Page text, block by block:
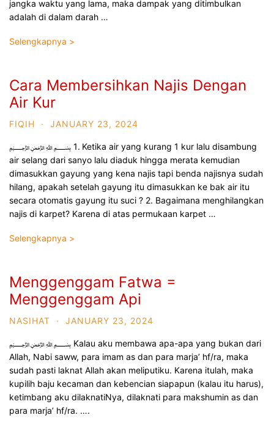
jangka waktu yang lama, maka dampak yang ditimbulkan
adalah di dalam darah …
Selengkapnya >
Cara Membersihkan Najis Dengan
Air Kur
FIQIH · JANUARY 23, 2024
﷽ 1. Ketika air yang kurang 1 kur lalu disambung
air selang dari sanyo lalu diaduk hingga merata kemudian
dimasukkan gayung yang kena najis tapi benda najisnya sudah
hilang, apakah setelah gayung itu dimasukkan ke bak air itu
secara otomatis gayung itu suci ? 2. Bagaimana menghilangkan
najis di karpet? Karena di atas permukaan karpet …
Selengkapnya >
Menggenggam Fatwa =
Menggenggam Api
NASIHAT · JANUARY 23, 2024
﷽ Kalau aku membawa apa-apa yang bukan dari
Allah, Nabi saww, para imam as dan para marja’ hf/ra, maka
sudah pasti laknat Allah akan meliputiku. Karena itulah, maka
kupilih baju kecaman dan kebencian siapapun (kalau itu harus),
ketimbang aku dilaknatiNya, dilaknati para makshumin as dan
para marja’ hf/ra. ….